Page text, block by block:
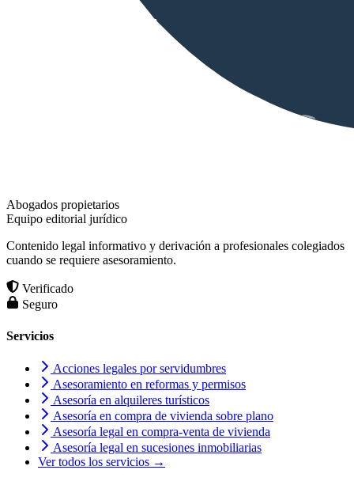
Abogados propietarios
Equipo editorial jurídico
Contenido legal informativo y derivación a profesionales colegiados
cuando se requiere asesoramiento.
Verificado
Seguro
Servicios
Acciones legales por servidumbres
Asesoramiento en reformas y permisos
Asesoría en alquileres turísticos
Asesoría en compra de vivienda sobre plano
Asesoría legal en compra-venta de vivienda
Asesoría legal en sucesiones inmobiliarias
Ver todos los servicios →